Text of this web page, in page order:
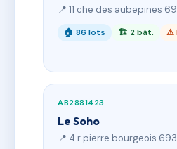
📍 11 che des aubepines
🏠 86 lots 🏗 2 bât. ⚠
AB2881423
Le Soho
📍 4 r pierre bourgeois